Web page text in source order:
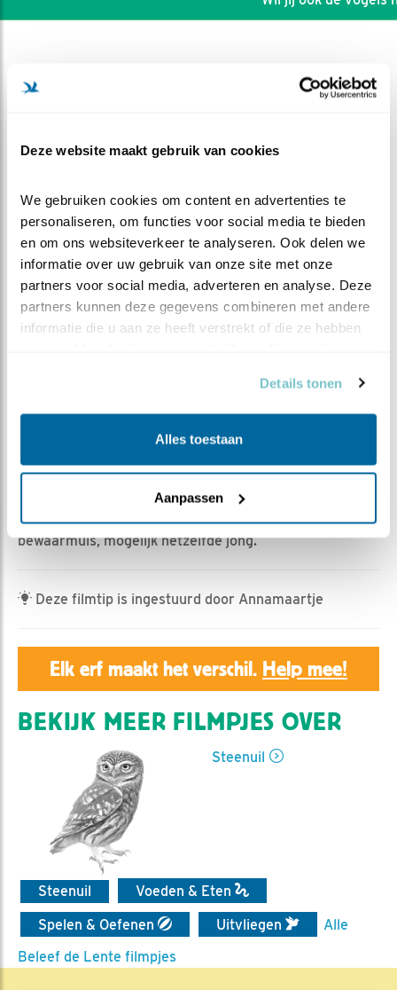
Deze website maakt gebruik van cookies
We gebruiken cookies om content en advertenties te
personaliseren, om functies voor social media te bieden
en om ons websiteverkeer te analyseren. Ook delen we
informatie over uw gebruik van onze site met onze
partners voor social media, adverteren en analyse. Deze
partners kunnen deze gegevens combineren met andere
informatie die u aan ze heeft verstrekt of die ze hebben
Details tonen
Alles toestaan
Aanpassen
|
nestkast en bewaart die muis net als een ouder dat zou
doen. De muis zal nog niet zelf gevangen zijn.
Een uur later gaat een jong aan de slag met de
bewaarmuis, mogelijk hetzelfde jong.
Deze filmtip is ingestuurd door Annamaartje
Elk erf maakt het verschil. Help mee!
BEKIJK MEER FILMPJES OVER
Steenuil
Steenuil
Voeden & Eten
Spelen & Oefenen
Uitvliegen
Alle
Beleef de Lente filmpjes